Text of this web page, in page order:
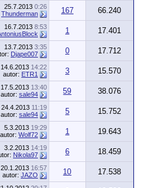
25.7.2013 0:26
Thunderman 167
66.240
16.7.2013 8:53
1
17.401
13.7.2013 3:35
Djape007 0
17.712
14.6.2013 14:22
autor: ETR1 3
15.570
17.5.2013 13:40
autor: sale94 59
38.076
24.4.2013 11:19
autor: sale94 5
15.752
5.3.2013 19:29
autor: Wolf72 1
19.643
3.2.2013 14:19
Nikola97 6
18.459
20.1.2013 16:57
autor: JAZO 10
17.538